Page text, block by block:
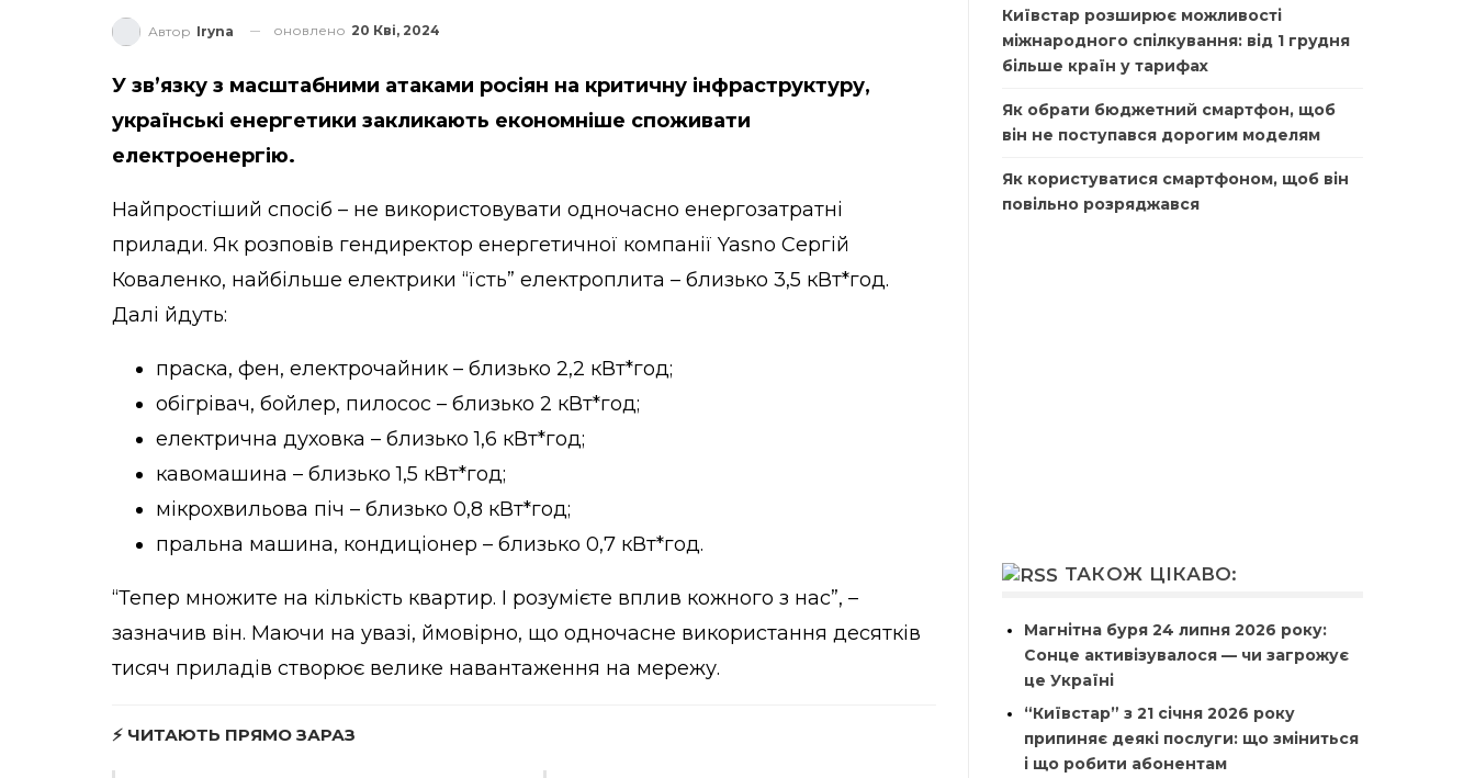
Автор Iryna оновлено 20 Кві, 2024
У зв’язку з масштабними атаками росіян на критичну інфраструктуру,
українські енергетики закликають економніше споживати
електроенергію.
Найпростіший спосіб – не використовувати одночасно енергозатратні
прилади. Як розповів гендиректор енергетичної компанії Yasno Сергій
Коваленко, найбільше електрики “їсть” електроплита – близько 3,5 кВт*год.
Далі йдуть:
праска, фен, електрочайник – близько 2,2 кВт*год;
обігрівач, бойлер, пилосос – близько 2 кВт*год;
електрична духовка – близько 1,6 кВт*год;
кавомашина – близько 1,5 кВт*год;
мікрохвильова піч – близько 0,8 кВт*год;
пральна машина, кондиціонер – близько 0,7 кВт*год.
“Тепер множите на кількість квартир. І розумієте вплив кожного з нас”, –
зазначив він. Маючи на увазі, ймовірно, що одночасне використання десятків
тисяч приладів створює велике навантаження на мережу.
⚡ ЧИТАЮТЬ ПРЯМО ЗАРАЗ
Київстар розширює можливості
міжнародного спілкування: від 1 грудня
більше країн у тарифах
Як обрати бюджетний смартфон, щоб
він не поступався дорогим моделям
Як користуватися смартфоном, щоб він
повільно розряджався
ТАКОЖ ЦІКАВО:
Магнітна буря 24 липня 2026 року:
Сонце активізувалося — чи загрожує
це Україні
“Київстар” з 21 січня 2026 року
припиняє деякі послуги: що зміниться
і що робити абонентам